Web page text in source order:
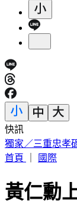
快訊
66歲徐乃麟遭爆
首頁
國際
黃仁勳